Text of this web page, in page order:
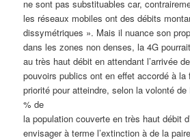
ne sont pas substituables car,
les réseaux mobiles ont des débits
dissymétriques ». Mais il nuance son
dans les zones non denses, la 4G
au très haut débit en attendant l’arrivée
pouvoirs publics ont en effet accordé à la
priorité pour atteindre, selon la volonté
% de
la population couverte en très haut débit
envisager à terme l’extinction à de la